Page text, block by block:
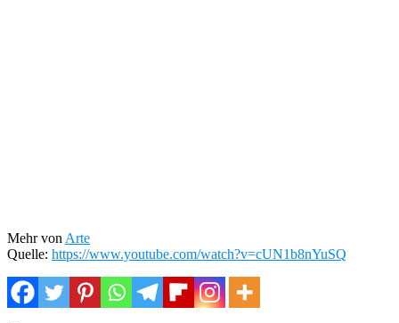
Mehr von Arte
Quelle: https://www.youtube.com/watch?v=cUN1b8nYuSQ